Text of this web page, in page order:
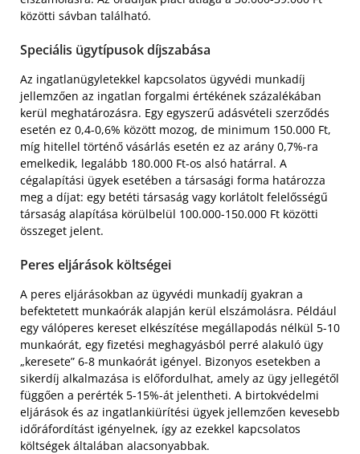
közötti sávban található.
Speciális ügytípusok díjszabása
Az ingatlanügyletekkel kapcsolatos ügyvédi munkadíj
jellemzően az ingatlan forgalmi értékének százalékában
kerül meghatározásra. Egy egyszerű adásvételi szerződés
esetén ez 0,4-0,6% között mozog, de minimum 150.000 Ft,
míg hitellel történő vásárlás esetén ez az arány 0,7%-ra
emelkedik, legalább 180.000 Ft-os alsó határral. A
cégalapítási ügyek esetében a társasági forma határozza
meg a díjat: egy betéti társaság vagy korlátolt felelősségű
társaság alapítása körülbelül 100.000-150.000 Ft közötti
összeget jelent.
Peres eljárások költségei
A peres eljárásokban az ügyvédi munkadíj gyakran a
befektetett munkaórák alapján kerül elszámolásra. Például
egy válóperes kereset elkészítése megállapodás nélkül 5-10
munkaórát, egy fizetési meghagyásból perré alakuló ügy
„keresete” 6-8 munkaórát igényel. Bizonyos esetekben a
sikerdíj alkalmazása is előfordulhat, amely az ügy jellegétől
függően a perérték 5-15%-át jelentheti. A birtokvédelmi
eljárások és az ingatlankiürítési ügyek jellemzően kevesebb
időráfordítást igényelnek, így az ezekkel kapcsolatos
költségek általában alacsonyabbak.